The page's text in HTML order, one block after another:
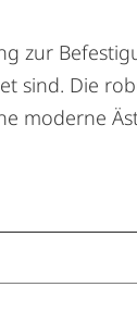
zur
sind. Die
moderne